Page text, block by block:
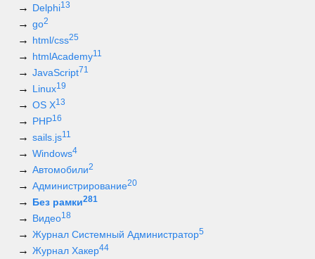
Delphi13
go2
html/css25
htmlAcademy11
JavaScript71
Linux19
OS X13
PHP16
sails.js11
Windows4
Автомобили2
Администрирование20
Без рамки281
Видео18
Журнал Системный Администратор5
Журнал Хакер44